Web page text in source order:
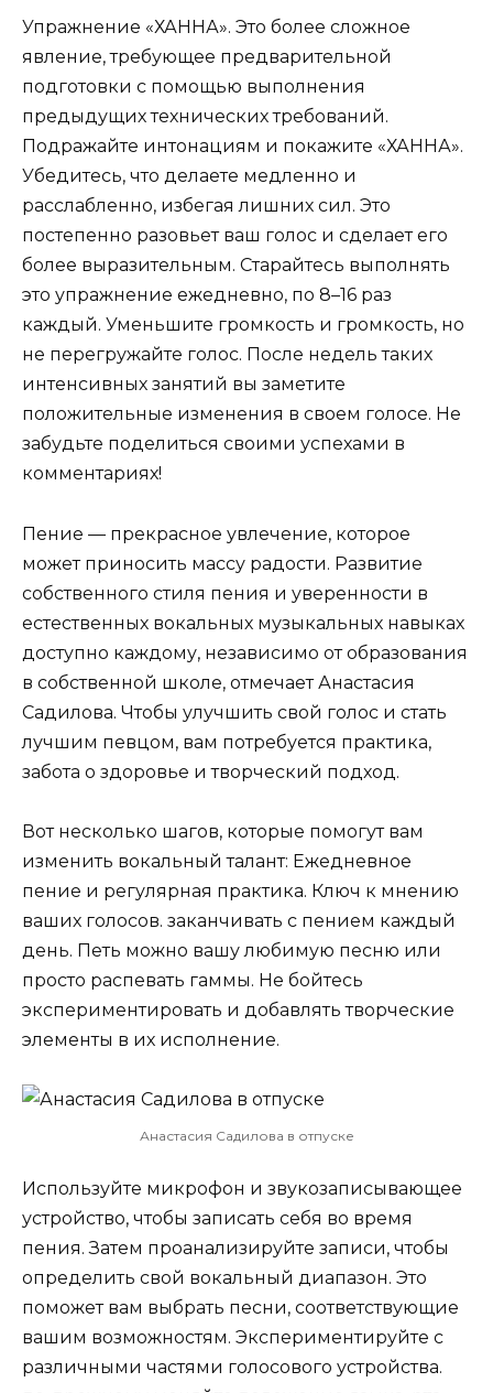
Упражнение «ХАННА». Это более сложное
явление, требующее предварительной
подготовки с помощью выполнения
предыдущих технических требований.
Подражайте интонациям и покажите «ХАННА».
Убедитесь, что делаете медленно и
расслабленно, избегая лишних сил. Это
постепенно разовьет ваш голос и сделает его
более выразительным. Старайтесь выполнять
это упражнение ежедневно, по 8–16 раз
каждый. Уменьшите громкость и громкость, но
не перегружайте голос. После недель таких
интенсивных занятий вы заметите
положительные изменения в своем голосе. Не
забудьте поделиться своими успехами в
комментариях!
Пение — прекрасное увлечение, которое
может приносить массу радости. Развитие
собственного стиля пения и уверенности в
естественных вокальных музыкальных навыках
доступно каждому, независимо от образования
в собственной школе, отмечает Анастасия
Садилова. Чтобы улучшить свой голос и стать
лучшим певцом, вам потребуется практика,
забота о здоровье и творческий подход.
Вот несколько шагов, которые помогут вам
изменить вокальный талант: Ежедневное
пение и регулярная практика. Ключ к мнению
ваших голосов. заканчивать с пением каждый
день. Петь можно вашу любимую песню или
просто распевать гаммы. Не бойтесь
экспериментировать и добавлять творческие
элементы в их исполнение.
Анастасия Садилова в отпуске
Используйте микрофон и звукозаписывающее
устройство, чтобы записать себя во время
пения. Затем проанализируйте записи, чтобы
определить свой вокальный диапазон. Это
поможет вам выбрать песни, соответствующие
вашим возможностям. Экспериментируйте с
различными частями голосового устройства.